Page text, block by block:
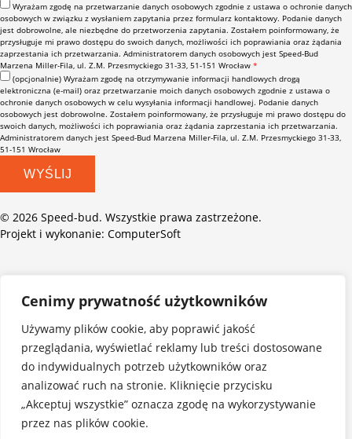
Cenimy prywatność użytkowników
Używamy plików cookie, aby poprawić jakość
przeglądania, wyświetlać reklamy lub treści dostosowane
do indywidualnych potrzeb użytkowników oraz
analizować ruch na stronie. Kliknięcie przycisku
„Akceptuj wszystkie” oznacza zgodę na wykorzystywanie
przez nas plików cookie.
Wyrażam zgodę na przetwarzanie danych osobowych zgodnie z ustawa o ochronie danych
osobowych w związku z wysłaniem zapytania przez formularz kontaktowy. Podanie danych
jest dobrowolne, ale niezbędne do przetworzenia zapytania. Zostałem poinformowany, że
przysługuje mi prawo dostępu do swoich danych, możliwości ich poprawiania oraz żądania
zaprzestania ich przetwarzania. Administratorem danych osobowych jest Speed-Bud
Marzena Miller-Fila, ul. Z.M. Przesmyckiego 31-33, 51-151 Wrocław *
(opcjonalnie) Wyrażam zgodę na otrzymywanie informacji handlowych drogą
elektroniczna (e-mail) oraz przetwarzanie moich danych osobowych zgodnie z ustawa o
ochronie danych osobowych w celu wysyłania informacji handlowej. Podanie danych
osobowych jest dobrowolne. Zostałem poinformowany, że przysługuje mi prawo dostępu do
swoich danych, możliwości ich poprawiania oraz żądania zaprzestania ich przetwarzania.
Administratorem danych jest Speed-Bud Marzena Miller-Fila, ul. Z.M. Przesmyckiego 31-33,
51-151 Wrocław
WYŚLIJ
© 2026 Speed-bud. Wszystkie prawa zastrzeżone.
Projekt i wykonanie: ComputerSoft